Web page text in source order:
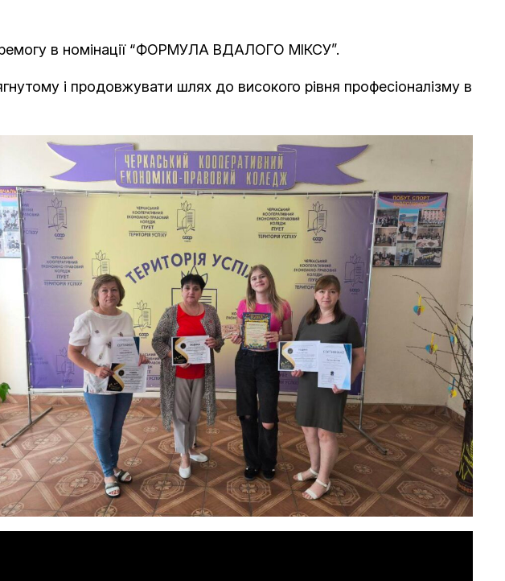
в номінації “ФОРМУЛА ВДАЛОГО МІКСУ”.
і продовжувати шлях до високого рівня професіоналізму в